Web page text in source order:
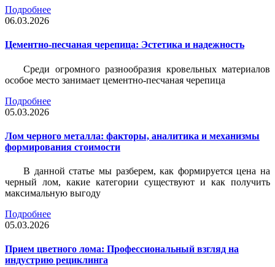
Подробнее
06.03.2026
Цементно-песчаная черепица: Эстетика и надежность
Среди огромного разнообразия кровельных материалов
особое место занимает цементно-песчаная черепица
Подробнее
05.03.2026
Лом черного металла: факторы, аналитика и механизмы
формирования стоимости
В данной статье мы разберем, как формируется цена на
черный лом, какие категории существуют и как получить
максимальную выгоду
Подробнее
05.03.2026
Прием цветного лома: Профессиональный взгляд на
индустрию рециклинга